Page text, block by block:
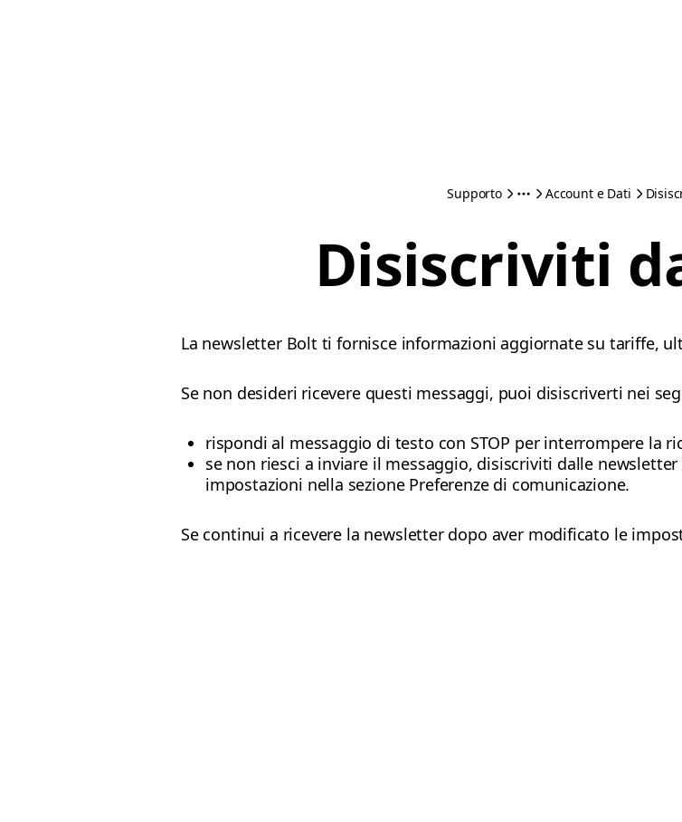
Supporto Account e Dati
Disiscriviti
La newsletter Bolt ti fornisce informazioni aggiornate su tariffe,
Se non desideri ricevere questi messaggi, puoi disiscriverti nei
rispondi al messaggio di testo con STOP per interrompere la
se non riesci a inviare il messaggio, disiscriviti dalle
impostazioni nella sezione Preferenze di comunicazione.
Se continui a ricevere la newsletter dopo aver modificato le